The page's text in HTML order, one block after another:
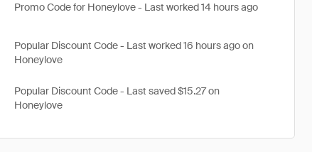
Promo Code for Honeylove - Last worked 14 hours ago
Popular Discount Code - Last worked 16 hours ago on
Honeylove
Popular Discount Code - Last saved $15.27 on
Honeylove